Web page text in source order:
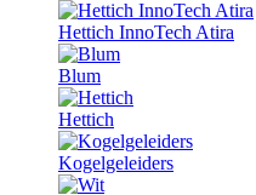
Hettich InnoTech Atira
Blum
Hettich
Kogelgeleiders